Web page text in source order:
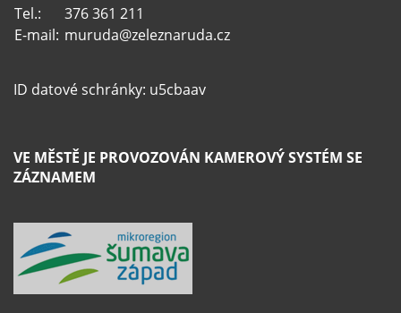
Tel.:
376 361 211
E-mail: muruda@zeleznaruda.cz
ID datové schránky: u5cbaav
VE MĚSTĚ JE PROVOZOVÁN KAMEROVÝ SYSTÉM SE
ZÁZNAMEM